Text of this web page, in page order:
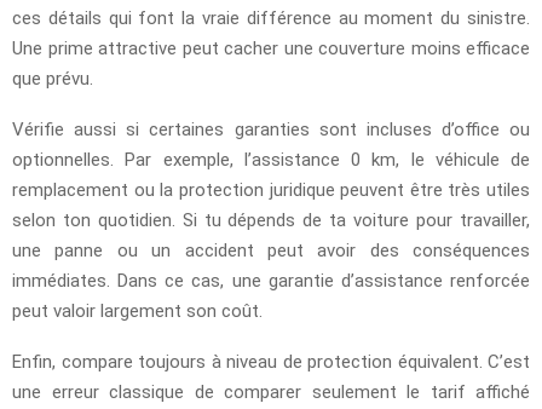
ces détails qui font la vraie différence au moment du sinistre.
Une prime attractive peut cacher une couverture moins efficace
que prévu.
Vérifie aussi si certaines garanties sont incluses d’office ou
optionnelles. Par exemple, l’assistance 0 km, le véhicule de
remplacement ou la protection juridique peuvent être très utiles
selon ton quotidien. Si tu dépends de ta voiture pour travailler,
une panne ou un accident peut avoir des conséquences
immédiates. Dans ce cas, une garantie d’assistance renforcée
peut valoir largement son coût.
Enfin, compare toujours à niveau de protection équivalent. C’est
une erreur classique de comparer seulement le tarif affiché